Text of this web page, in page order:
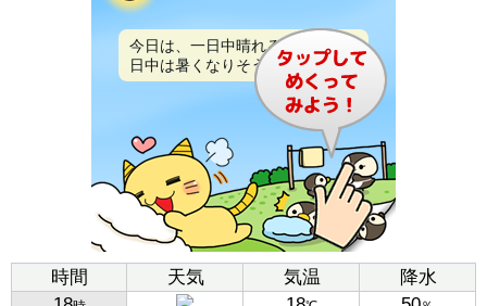
今日は、一日中晴れるでしょう。
日中は暑くなりそうです。
時間 天気 気温
降水